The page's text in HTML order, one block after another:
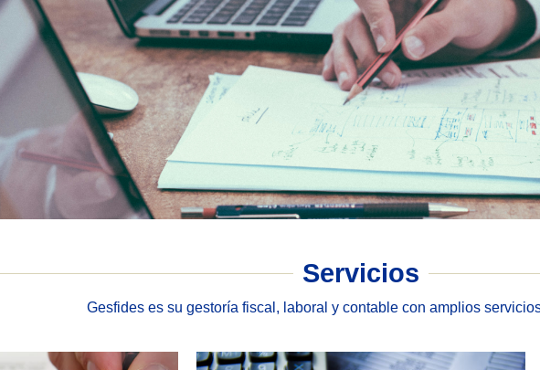
Servicios
Gesfides es su gestoría fiscal, laboral y contable con amplios